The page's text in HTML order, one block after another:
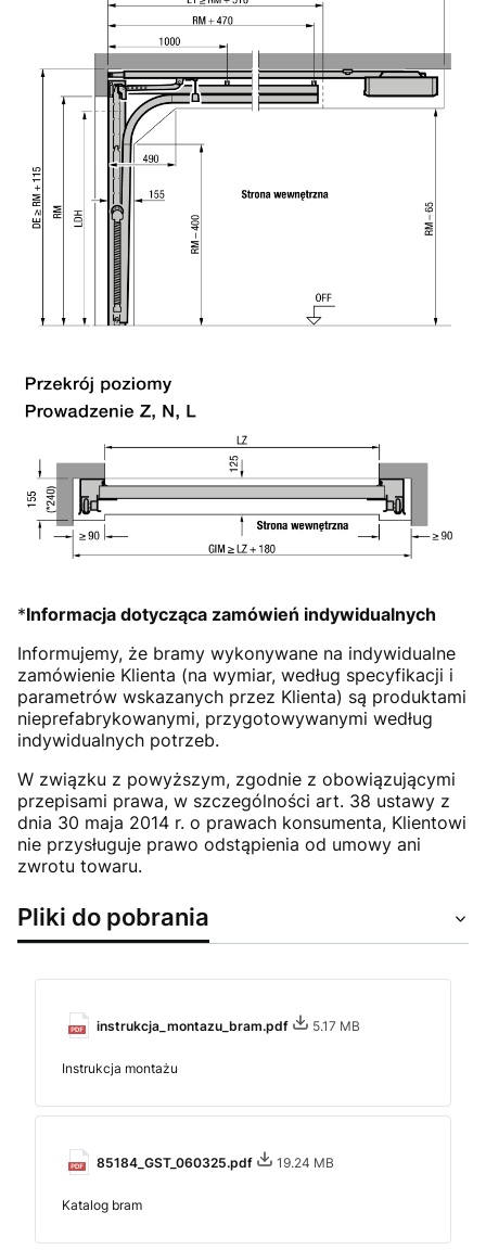
*Informacja dotycząca zamówień indywidualnych
Informujemy, że bramy wykonywane na indywidualne
zamówienie Klienta (na wymiar, według specyfikacji i
parametrów wskazanych przez Klienta) są produktami
nieprefabrykowanymi, przygotowywanymi według
indywidualnych potrzeb.
W związku z powyższym, zgodnie z obowiązującymi
przepisami prawa, w szczególności art. 38 ustawy z
dnia 30 maja 2014 r. o prawach konsumenta, Klientowi
nie przysługuje prawo odstąpienia od umowy ani
zwrotu towaru.
Pliki do pobrania
instrukcja_montazu_bram.pdf 5.17 MB
Instrukcja montażu
85184_GST_060325.pdf 19.24 MB
Katalog bram